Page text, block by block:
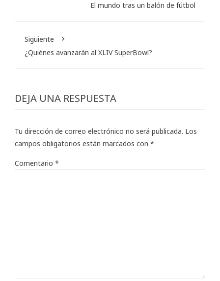
El mundo tras un balón de fútbol
Siguiente
¿Quiénes avanzarán al XLIV SuperBowl?
DEJA UNA RESPUESTA
Tu dirección de correo electrónico no será publicada. Los
campos obligatorios están marcados con *
Comentario *